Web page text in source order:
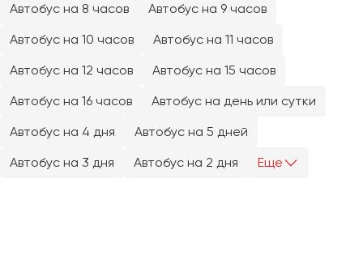
Автобус на 8 часов
Автобус на 9 часов
Автобус на 10 часов
Автобус на 11 часов
Автобус на 12 часов
Автобус на 15 часов
Автобус на 16 часов
Автобус на день или сутки
Автобус на 4 дня
Автобус на 5 дней
Автобус на 3 дня
Автобус на 2 дня Еще
Чита
Ярославль